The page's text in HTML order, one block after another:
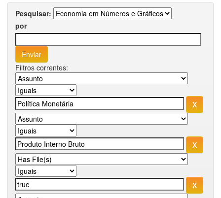
Pesquisar:
por
Filtros correntes: